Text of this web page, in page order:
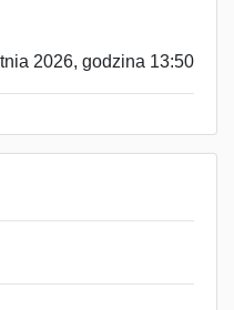
2026, godzina 13:50